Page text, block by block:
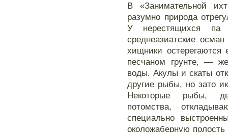
В «Занимательной
разумно природа
У нерестящихся па
среднеазиатские
хищники
песчаном грунте, —
воды. Акулы и скаты
другие рыбы, но зато
Некоторые рыбы,
потомства,
специально
околожаберную